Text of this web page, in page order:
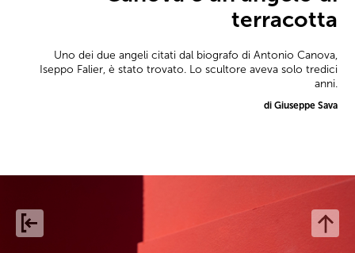
terracotta
Uno dei due angeli citati dal biografo di Antonio Canova,
Iseppo Falier, è stato trovato. Lo scultore aveva solo tredici
anni.
di Giuseppe Sava